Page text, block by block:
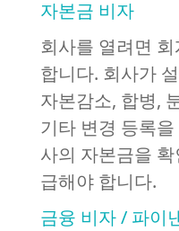
자본금 비자
회사를 열려면
합니다. 회사가
자본감소, 합병,
기타 변경 등록
사의 자본금을
급해야 합니다.
금융 비자 / 파이